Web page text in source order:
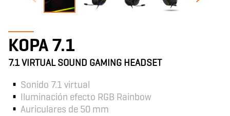
KOPA 7.1
7.1 VIRTUAL SOUND GAMING HEADSET
Sonido 7.1 virtual
Iluminación efecto RGB Rainbow
Auriculares de 50 mm